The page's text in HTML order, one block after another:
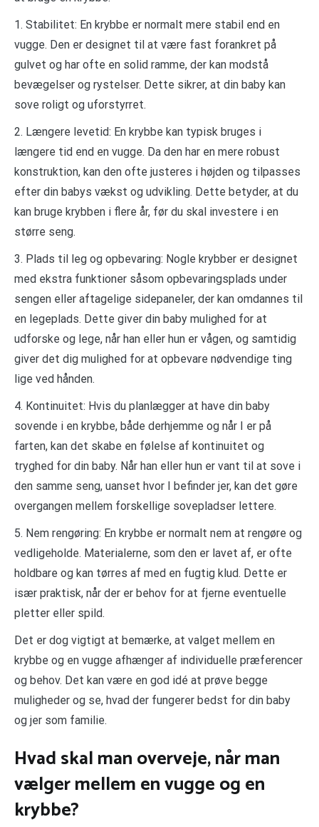
1. Stabilitet: En krybbe er normalt mere stabil end en
vugge. Den er designet til at være fast forankret på
gulvet og har ofte en solid ramme, der kan modstå
bevægelser og rystelser. Dette sikrer, at din baby kan
sove roligt og uforstyrret.
2. Længere levetid: En krybbe kan typisk bruges i
længere tid end en vugge. Da den har en mere robust
konstruktion, kan den ofte justeres i højden og tilpasses
efter din babys vækst og udvikling. Dette betyder, at du
kan bruge krybben i flere år, før du skal investere i en
større seng.
3. Plads til leg og opbevaring: Nogle krybber er designet
med ekstra funktioner såsom opbevaringsplads under
sengen eller aftagelige sidepaneler, der kan omdannes til
en legeplads. Dette giver din baby mulighed for at
udforske og lege, når han eller hun er vågen, og samtidig
giver det dig mulighed for at opbevare nødvendige ting
lige ved hånden.
4. Kontinuitet: Hvis du planlægger at have din baby
sovende i en krybbe, både derhjemme og når I er på
farten, kan det skabe en følelse af kontinuitet og
tryghed for din baby. Når han eller hun er vant til at sove i
den samme seng, uanset hvor I befinder jer, kan det gøre
overgangen mellem forskellige sovepladser lettere.
5. Nem rengøring: En krybbe er normalt nem at rengøre og
vedligeholde. Materialerne, som den er lavet af, er ofte
holdbare og kan tørres af med en fugtig klud. Dette er
især praktisk, når der er behov for at fjerne eventuelle
pletter eller spild.
Det er dog vigtigt at bemærke, at valget mellem en
krybbe og en vugge afhænger af individuelle præferencer
og behov. Det kan være en god idé at prøve begge
muligheder og se, hvad der fungerer bedst for din baby
og jer som familie.
Hvad skal man overveje, når man
vælger mellem en vugge og en
krybbe?